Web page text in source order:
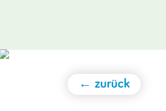
← zurück